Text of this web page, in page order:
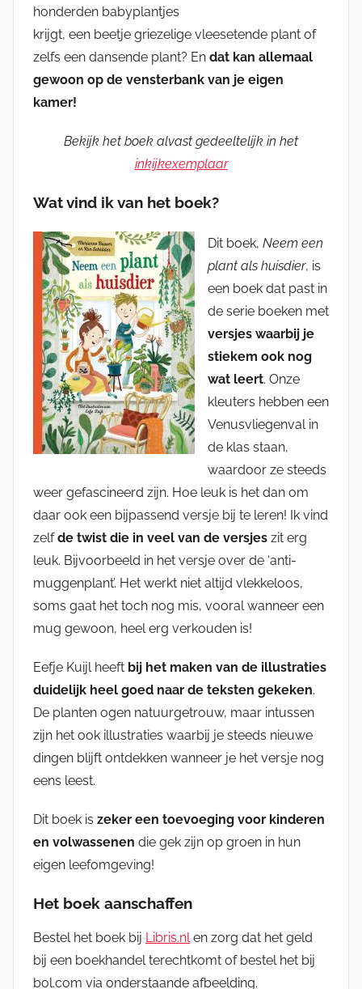
honderden babyplantjes
krijgt, een beetje griezelige vleesetende plant of
zelfs een dansende plant? En dat kan allemaal
gewoon op de vensterbank van je eigen
kamer!
Bekijk het boek alvast gedeeltelijk in het
inkijkexemplaar
Wat vind ik van het boek?
Dit boek, Neem een
plant als huisdier, is
een boek dat past in
de serie boeken met
versjes waarbij je
stiekem ook nog
wat leert. Onze
kleuters hebben een
Venusvliegenval in
de klas staan,
waardoor ze steeds
weer gefascineerd zijn. Hoe leuk is het dan om
daar ook een bijpassend versje bij te leren! Ik vind
zelfde twist die in veel van de versjes zit erg
leuk. Bijvoorbeeld in het versje over de ‘anti-
muggenplant’. Het werkt niet altijd vlekkeloos,
soms gaat het toch nog mis, vooral wanneer een
mug gewoon, heel erg verkouden is!
Eefje Kuijl heeft bij het maken van de illustraties
duidelijk heel goed naar de teksten gekeken.
De planten ogen natuurgetrouw, maar intussen
zijn het ook illustraties waarbij je steeds nieuwe
dingen blijft ontdekken wanneer je het versje nog
eens leest.
Dit boek is zeker een toevoeging voor kinderen
en volwassenen die gek zijn op groen in hun
eigen leefomgeving!
Het boek aanschaffen
Bestel het boek bij Libris.nlen zorg dat het geld
bij een boekhandel terechtkomt of bestel het bij
bol.com via onderstaande afbeelding.